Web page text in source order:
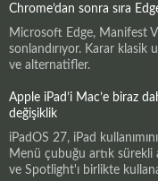
Chrome’dan sonra sıra
Microsoft Edge, Manifest
sonlandırıyor. Karar
ve alternatifler.
Apple iPad’i Mac’e biraz
değişiklik
iPadOS 27, iPad
Menü çubuğu artık sürekli
ve Spotlight'ı birlikte